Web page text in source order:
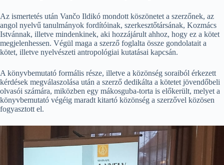
Az ismertetés után Vančo Ildikó mondott köszönetet a szerzőnek, az
angol nyelvű tanulmányok fordítóinak, szerkesztőtársának, Kozmács
Istvánnak, illetve mindenkinek, aki hozzájárult ahhoz, hogy ez a kötet
megjelenhessen. Végül maga a szerző foglalta össze gondolatait a
kötet, illetve nyelvészeti antropológiai kutatásai kapcsán.
A könyvbemutató formális része, illetve a közönség soraiból érkezett
kérdések megválaszolása után a szerző dedikálta a kötetet jövendőbeli
olvasói számára, miközben egy mákosguba-torta is előkerült, melyet a
könyvbemutató végéig maradt kitartó közönség a szerzővel közösen
fogyasztott el.